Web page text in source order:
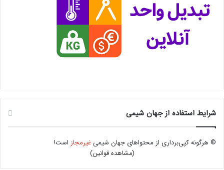
شرایط استفاده از جهان شیمی
© هرگونه کپی‌برداری از محتواهای جهان شیمیغیرمجاز است!
(مشاهده قوانین)